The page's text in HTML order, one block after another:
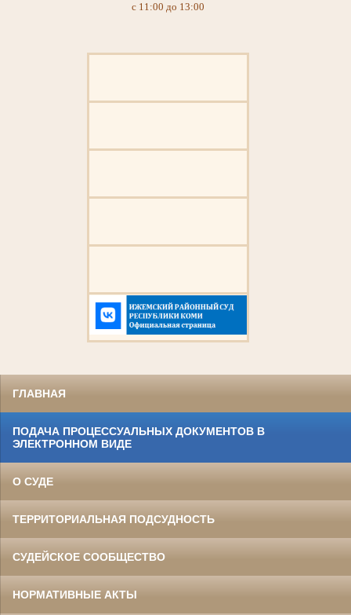
с 11:00 до 13:00
ГЛАВНАЯ
ПОДАЧА ПРОЦЕССУАЛЬНЫХ ДОКУМЕНТОВ В
ЭЛЕКТРОННОМ ВИДЕ
О СУДЕ
ТЕРРИТОРИАЛЬНАЯ ПОДСУДНОСТЬ
СУДЕЙСКОЕ СООБЩЕСТВО
НОРМАТИВНЫЕ АКТЫ